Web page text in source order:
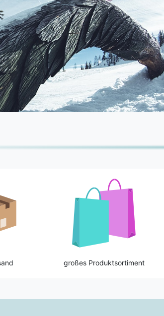
großes Produktsortiment